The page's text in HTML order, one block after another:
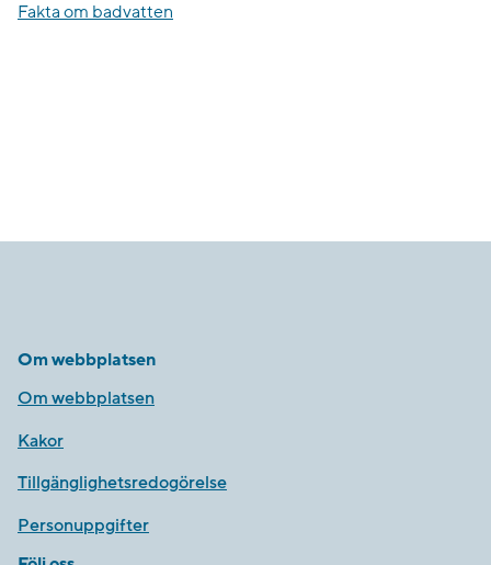
Fakta om badvatten
Om webbplatsen
Om webbplatsen
Kakor
Tillgänglighetsredogörelse
Personuppgifter